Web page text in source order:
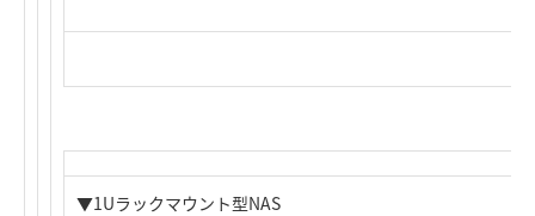
▼1Uラックマウント型NAS